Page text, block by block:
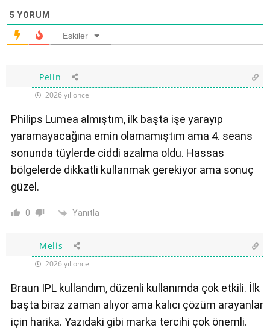
5 YORUM
Eskiler
Pelin
2026 yıl önce
Philips Lumea almıştım, ilk başta işe yarayıp
yaramayacağına emin olamamıştım ama 4. seans
sonunda tüylerde ciddi azalma oldu. Hassas
bölgelerde dikkatli kullanmak gerekiyor ama sonuç
güzel.
0 Yanıtla
Melis
2026 yıl önce
Braun IPL kullandım, düzenli kullanımda çok etkili. İlk
başta biraz zaman alıyor ama kalıcı çözüm arayanlar
için harika. Yazıdaki gibi marka tercihi çok önemli.